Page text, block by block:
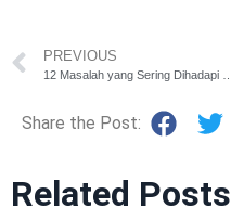
PREVIOUS
Share the Post:
Related Posts